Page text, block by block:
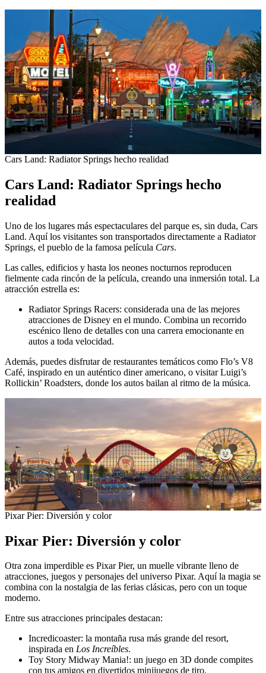
Cars Land: Radiator Springs hecho realidad
Cars Land: Radiator Springs hecho
realidad
Uno de los lugares más espectaculares del parque es, sin duda, Cars
Land. Aquí los visitantes son transportados directamente a Radiator
Springs, el pueblo de la famosa película Cars.
Las calles, edificios y hasta los neones nocturnos reproducen
fielmente cada rincón de la película, creando una inmersión total. La
atracción estrella es:
Radiator Springs Racers: considerada una de las mejores
atracciones de Disney en el mundo. Combina un recorrido
escénico lleno de detalles con una carrera emocionante en
autos a toda velocidad.
Además, puedes disfrutar de restaurantes temáticos como Flo’s V8
Café, inspirado en un auténtico diner americano, o visitar Luigi’s
Rollickin’ Roadsters, donde los autos bailan al ritmo de la música.
Pixar Pier: Diversión y color
Pixar Pier: Diversión y color
Otra zona imperdible es Pixar Pier, un muelle vibrante lleno de
atracciones, juegos y personajes del universo Pixar. Aquí la magia se
combina con la nostalgia de las ferias clásicas, pero con un toque
moderno.
Entre sus atracciones principales destacan:
Incredicoaster: la montaña rusa más grande del resort,
inspirada en Los Increíbles.
Toy Story Midway Mania!: un juego en 3D donde compites
con tus amigos en divertidos minijuegos de tiro.